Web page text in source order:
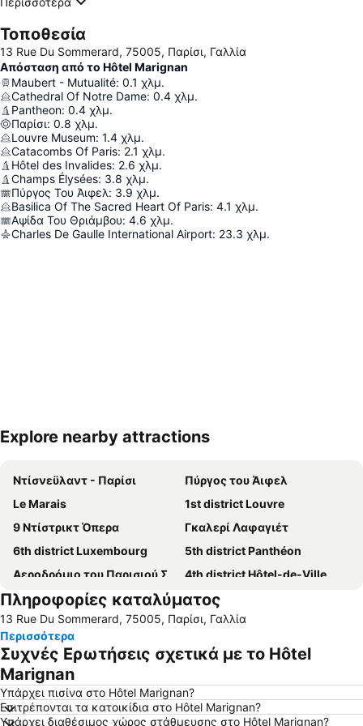
Τοποθεσία
13 Rue Du Sommerard, 75005, Παρίσι, Γαλλία
Απόσταση από το Hôtel Marignan
Maubert - Mutualité: 0.1 χλμ.
Cathedral Of Notre Dame: 0.4 χλμ.
Pantheon: 0.4 χλμ.
Παρίσι: 0.8 χλμ.
Louvre Museum: 1.4 χλμ.
Catacombs Of Paris: 2.1 χλμ.
Hôtel des Invalides: 2.6 χλμ.
Champs Élysées: 3.8 χλμ.
Πύργος Του Άιφελ: 3.9 χλμ.
Basilica Of The Sacred Heart Of Paris: 4.1 χλμ.
Αψίδα Του Θριάμβου: 4.6 χλμ.
Charles De Gaulle International Airport: 23.3 χλμ.
Ανάπτυξη χάρτη
Explore nearby attractions
Ντίσνεϋλαντ - Παρίσι
Πύργος του Άιφελ
Le Marais
1st district Louvre
9 Ντίστρικτ Όπερα
Γκαλερί Λαφαγιέτ
6th district Luxembourg
5th district Panthéon
Αεροδρόμιο του Παρισιού Σαρλς ντε Γκώλ
4th district Hôtel-de-Ville
2nd district la Bourse
Το μουσείο του Λούβρου
Montmartre
Quartier Latin
7th district Palais Bourbon
Paris Expo Porte de Versailles
8th district Élysée
3rd district Temple
Disney Village
Ο Σταθμός τρένου του Μονπαρνάς
Ηλύσια Πεδία
Πληροφορίες καταλύματος
13 Rue Du Sommerard, 75005, Παρίσι, Γαλλία
Περισσότερα
Συχνές Ερωτήσεις σχετικά με το Hôtel
Marignan
Υπάρχει πισίνα στο Hôtel Marignan?
Επιτρέπονται τα κατοικίδια στο Hôtel Marignan?
Υπάρχει διαθέσιμος χώρος στάθμευσης στο Hôtel Marignan?